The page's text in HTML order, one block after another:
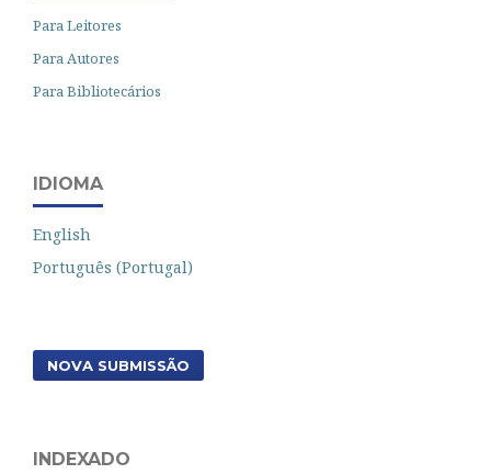
Para Leitores
Para Autores
Para Bibliotecários
IDIOMA
English
Português (Portugal)
NOVA SUBMISSÃO
INDEXADO